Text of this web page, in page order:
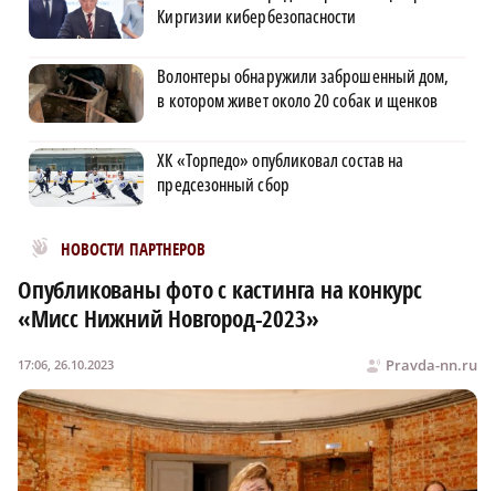
Киргизии кибербезопасности
Волонтеры обнаружили заброшенный дом,
в котором живет около 20 собак и щенков
ХК «Торпедо» опубликовал состав на
предсезонный сбор
НОВОСТИ ПАРТНЕРОВ
Новости МирТесен
Опубликованы фото с кастинга на конкурс
«Мисс Нижний Новгород-2023»
Pravda-nn.ru
17:06, 26.10.2023